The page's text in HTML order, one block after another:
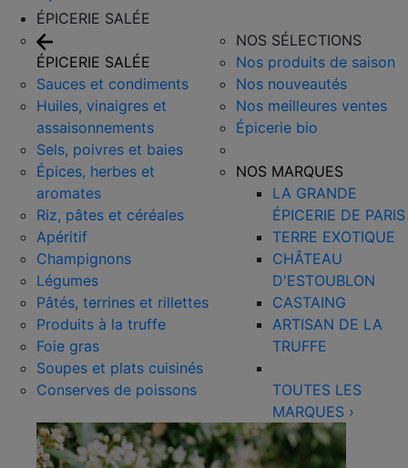
ÉPICERIE SALÉE
ÉPICERIE SALÉE
Sauces et condiments
Huiles, vinaigres et
assaisonnements
Sels, poivres et baies
Épices, herbes et
aromates
Riz, pâtes et céréales
Apéritif
Champignons
Légumes
Pâtés, terrines et rillettes
Produits à la truffe
Foie gras
Soupes et plats cuisinés
Conserves de poissons
NOS SÉLECTIONS
Nos produits de saison
Nos nouveautés
Nos meilleures ventes
Épicerie bio
NOS MARQUES
LA GRANDE
ÉPICERIE DE PARIS
TERRE EXOTIQUE
CHÂTEAU
D'ESTOUBLON
CASTAING
ARTISAN DE LA
TRUFFE
TOUTES LES
MARQUES ›